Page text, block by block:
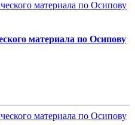
материала по Осипову